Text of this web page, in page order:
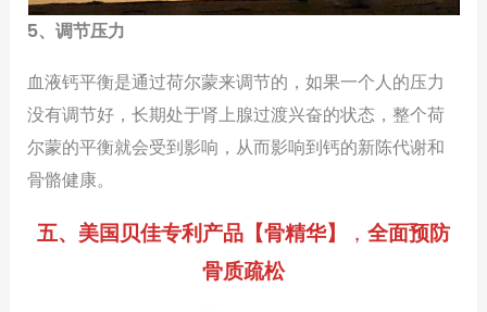
5、调节压力
血液钙平衡是通过荷尔蒙来调节的，如果一个人的压力
没有调节好，长期处于肾上腺过渡兴奋的状态，整个荷
尔蒙的平衡就会受到影响，从而影响到钙的新陈代谢和
骨骼健康。
五、美国贝佳专利产品【骨精华】 ， 全面预防
骨质疏松